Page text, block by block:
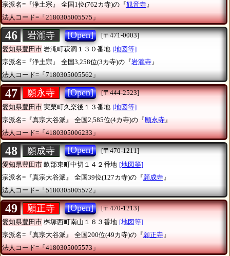
宗派名=『浄土宗』
全国1位(762カ寺)の『観音寺』
法人コード=「2180305005575」
46 岩瀧寺 [Open]
[〒471-0003]
愛知県豊田市 岩滝町萩洞１３０番地 [地図等]
宗派名=『浄土宗』
全国3,258位(3カ寺)の『岩瀧寺』
法人コード=「7180305005562」
47 願永寺 [Open]
[〒444-2523]
愛知県豊田市 実栗町久楽後１３番地 [地図等]
宗派名=『真宗大谷派』
全国2,585位(4カ寺)の『 願永寺 』
法人コード=「4180305006233」
48 願成寺 [Open]
[〒470-1211]
愛知県豊田市 畝部東町中切１４２番地 [地図等]
宗派名=『真宗大谷派』
全国39位(127カ寺)の『願成寺』
法人コード=「5180305005572」
49 願正寺 [Open]
[〒470-1213]
愛知県豊田市 桝塚西町南山１６３番地 [地図等]
宗派名=『真宗大谷派』
全国200位(49カ寺)の『願正寺』
法人コード=「4180305005573」